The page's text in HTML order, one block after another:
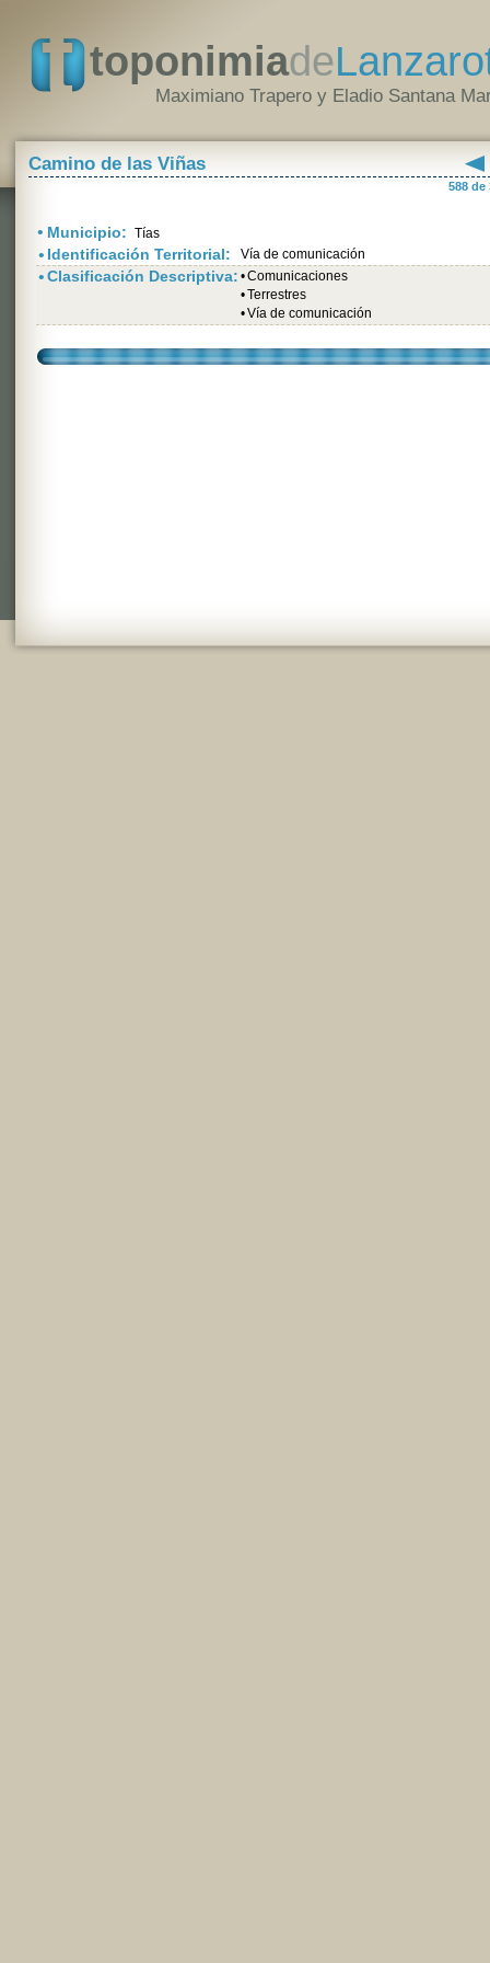
toponimiade
Maximiano Trapero y Eladio Santana
Camino de las Viñas
588 de
• Municipio: Tías
• Identificación Territorial: Vía de comunicación
•Clasificación Descriptiva: •Comunicaciones
•Terrestres
•Vía de comunicación